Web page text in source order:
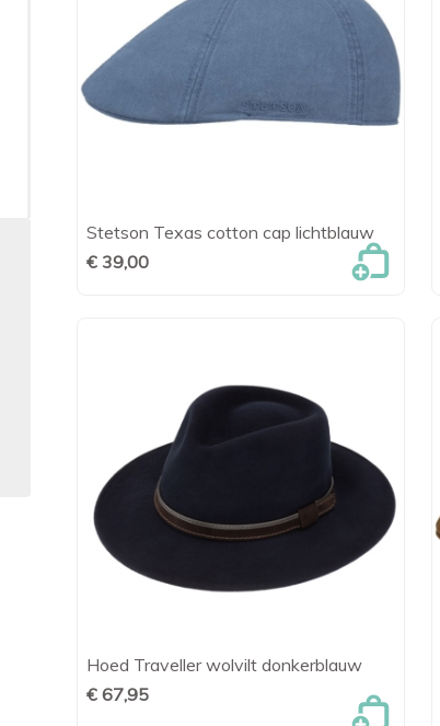
 Snel bekijken
Stetson Texas cotton cap lichtblauw
€ 39,00
 Snel bekijken
Hoed Traveller wolvilt donkerblauw
€ 67,95